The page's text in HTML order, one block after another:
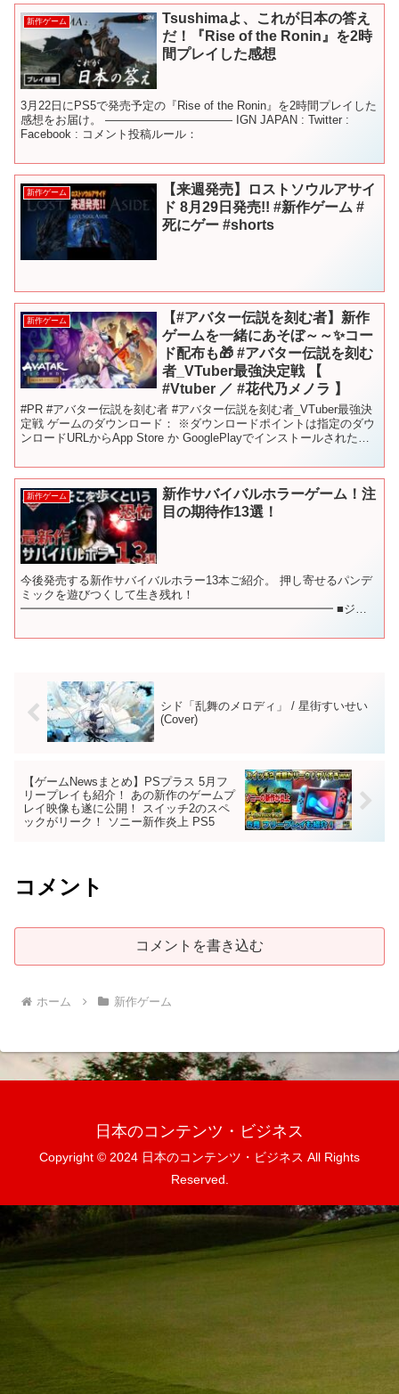
新作ゲーム
Tsushimaよ、これが日本の答え
だ！『Rise of the Ronin』を2時
間プレイした感想
3月22日にPS5で発売予定の『Rise of the Ronin』を2時間プレイした
感想をお届け。 ――――――――――― IGN JAPAN : Twitter :
Facebook : コメント投稿ルール：
新作ゲーム
【来週発売】ロストソウルアサイ
ド 8月29日発売!! #新作ゲーム #
死にゲー #shorts
新作ゲーム
【#アバター伝説を刻む者】新作
ゲームを一緒にあそぼ～～✨コー
ド配布も🎁 #アバター伝説を刻む
者_VTuber最強決定戦 【
#Vtuber ／ #花代乃メノラ 】
#PR #アバター伝説を刻む者 #アバター伝説を刻む者_VTuber最強決
定戦 ゲームのダウンロード： ※ダウンロードポイントは指定のダウ
ンロードURLからApp Store か GooglePlayでインストールされた場
新作ゲーム
新作サバイバルホラーゲーム！注
目の期待作13選！
今後発売する新作サバイバルホラー13本ご紹介。 押し寄せるパンデ
ミックを遊びつくして生き残れ！
━━━━━━━━━━━━━━━━━━━━━━━━━━━ ■ジャ
【高難易度アクシ...
シド「乱舞のメロディ」 / 星街すいせい
(Cover)
【ゲームNewsまとめ】PSプラス 5月フ
リープレイも紹介！ あの新作のゲームプ
レイ映像も遂に公開！ スイッチ2のスペ
ックがリーク！ ソニー新作炎上 PS5
コメント
コメントを書き込む
ホーム 新作ゲーム
日本のコンテンツ・ビジネス
Copyright © 2024 日本のコンテンツ・ビジネス All Rights
Reserved.